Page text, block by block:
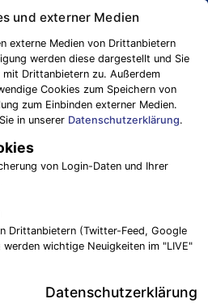
Fachberater
Gegen 07:45
Uhr wurden
Kameradinnen
und externer Medien
externe Medien von Drittanbietern
werden diese dargestellt und Sie
Drittanbietern zu. Außerdem
Cookies zum Speichern von
zum Einbinden externer Medien.
in unserer Datenschutzerklärung.
von Login-Daten und Ihrer
Drittanbietern (Twitter-Feed, Google
wichtige Neuigkeiten im "LIVE"
Datenschutzerklärung